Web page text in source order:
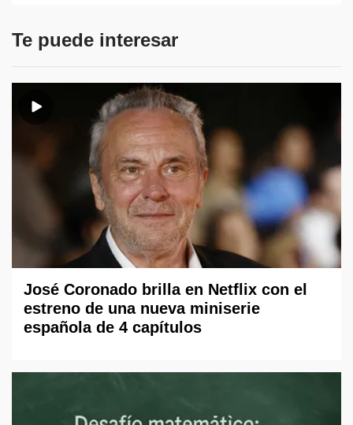
Te puede interesar
José Coronado brilla en Netflix con el
estreno de una nueva miniserie
española de 4 capítulos